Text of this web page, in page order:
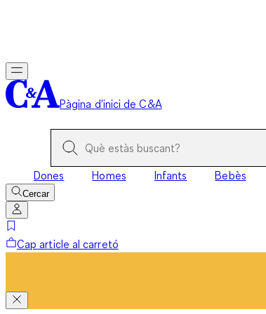
Pàgina d'inici de C&A
Dones Homes Infants Bebès
Cercar
Cap article al carretó